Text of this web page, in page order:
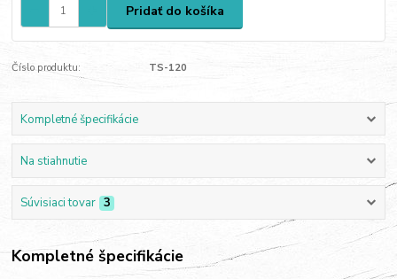
Pridať do košíka
Číslo produktu: TS-120
Kompletné špecifikácie
Na stiahnutie
Súvisiaci tovar 3
Kompletné špecifikácie